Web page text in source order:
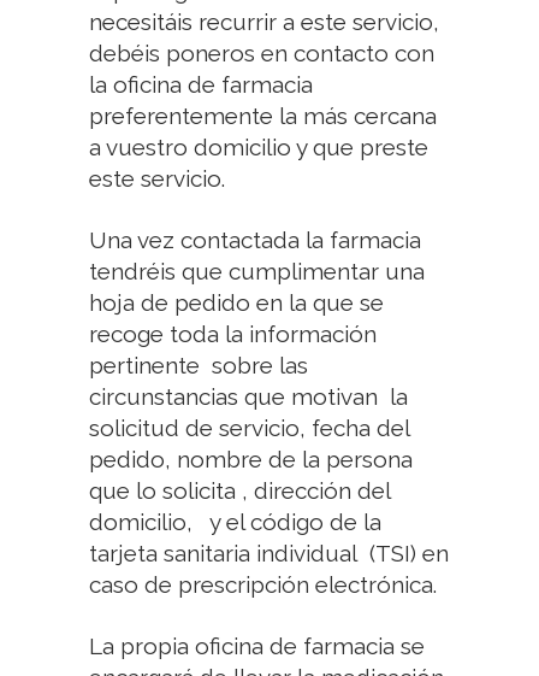
necesitáis recurrir a este servicio,
debéis poneros en contacto con
la oficina de farmacia
preferentemente la más cercana
a vuestro domicilio y que preste
este servicio.
Una vez contactada la farmacia
tendréis que cumplimentar una
hoja de pedido en la que se
recoge toda la información
pertinente sobre las
circunstancias que motivan la
solicitud de servicio, fecha del
pedido, nombre de la persona
que lo solicita , dirección del
domicilio, y el código de la
tarjeta sanitaria individual (TSI) en
caso de prescripción electrónica.
La propia oficina de farmacia se